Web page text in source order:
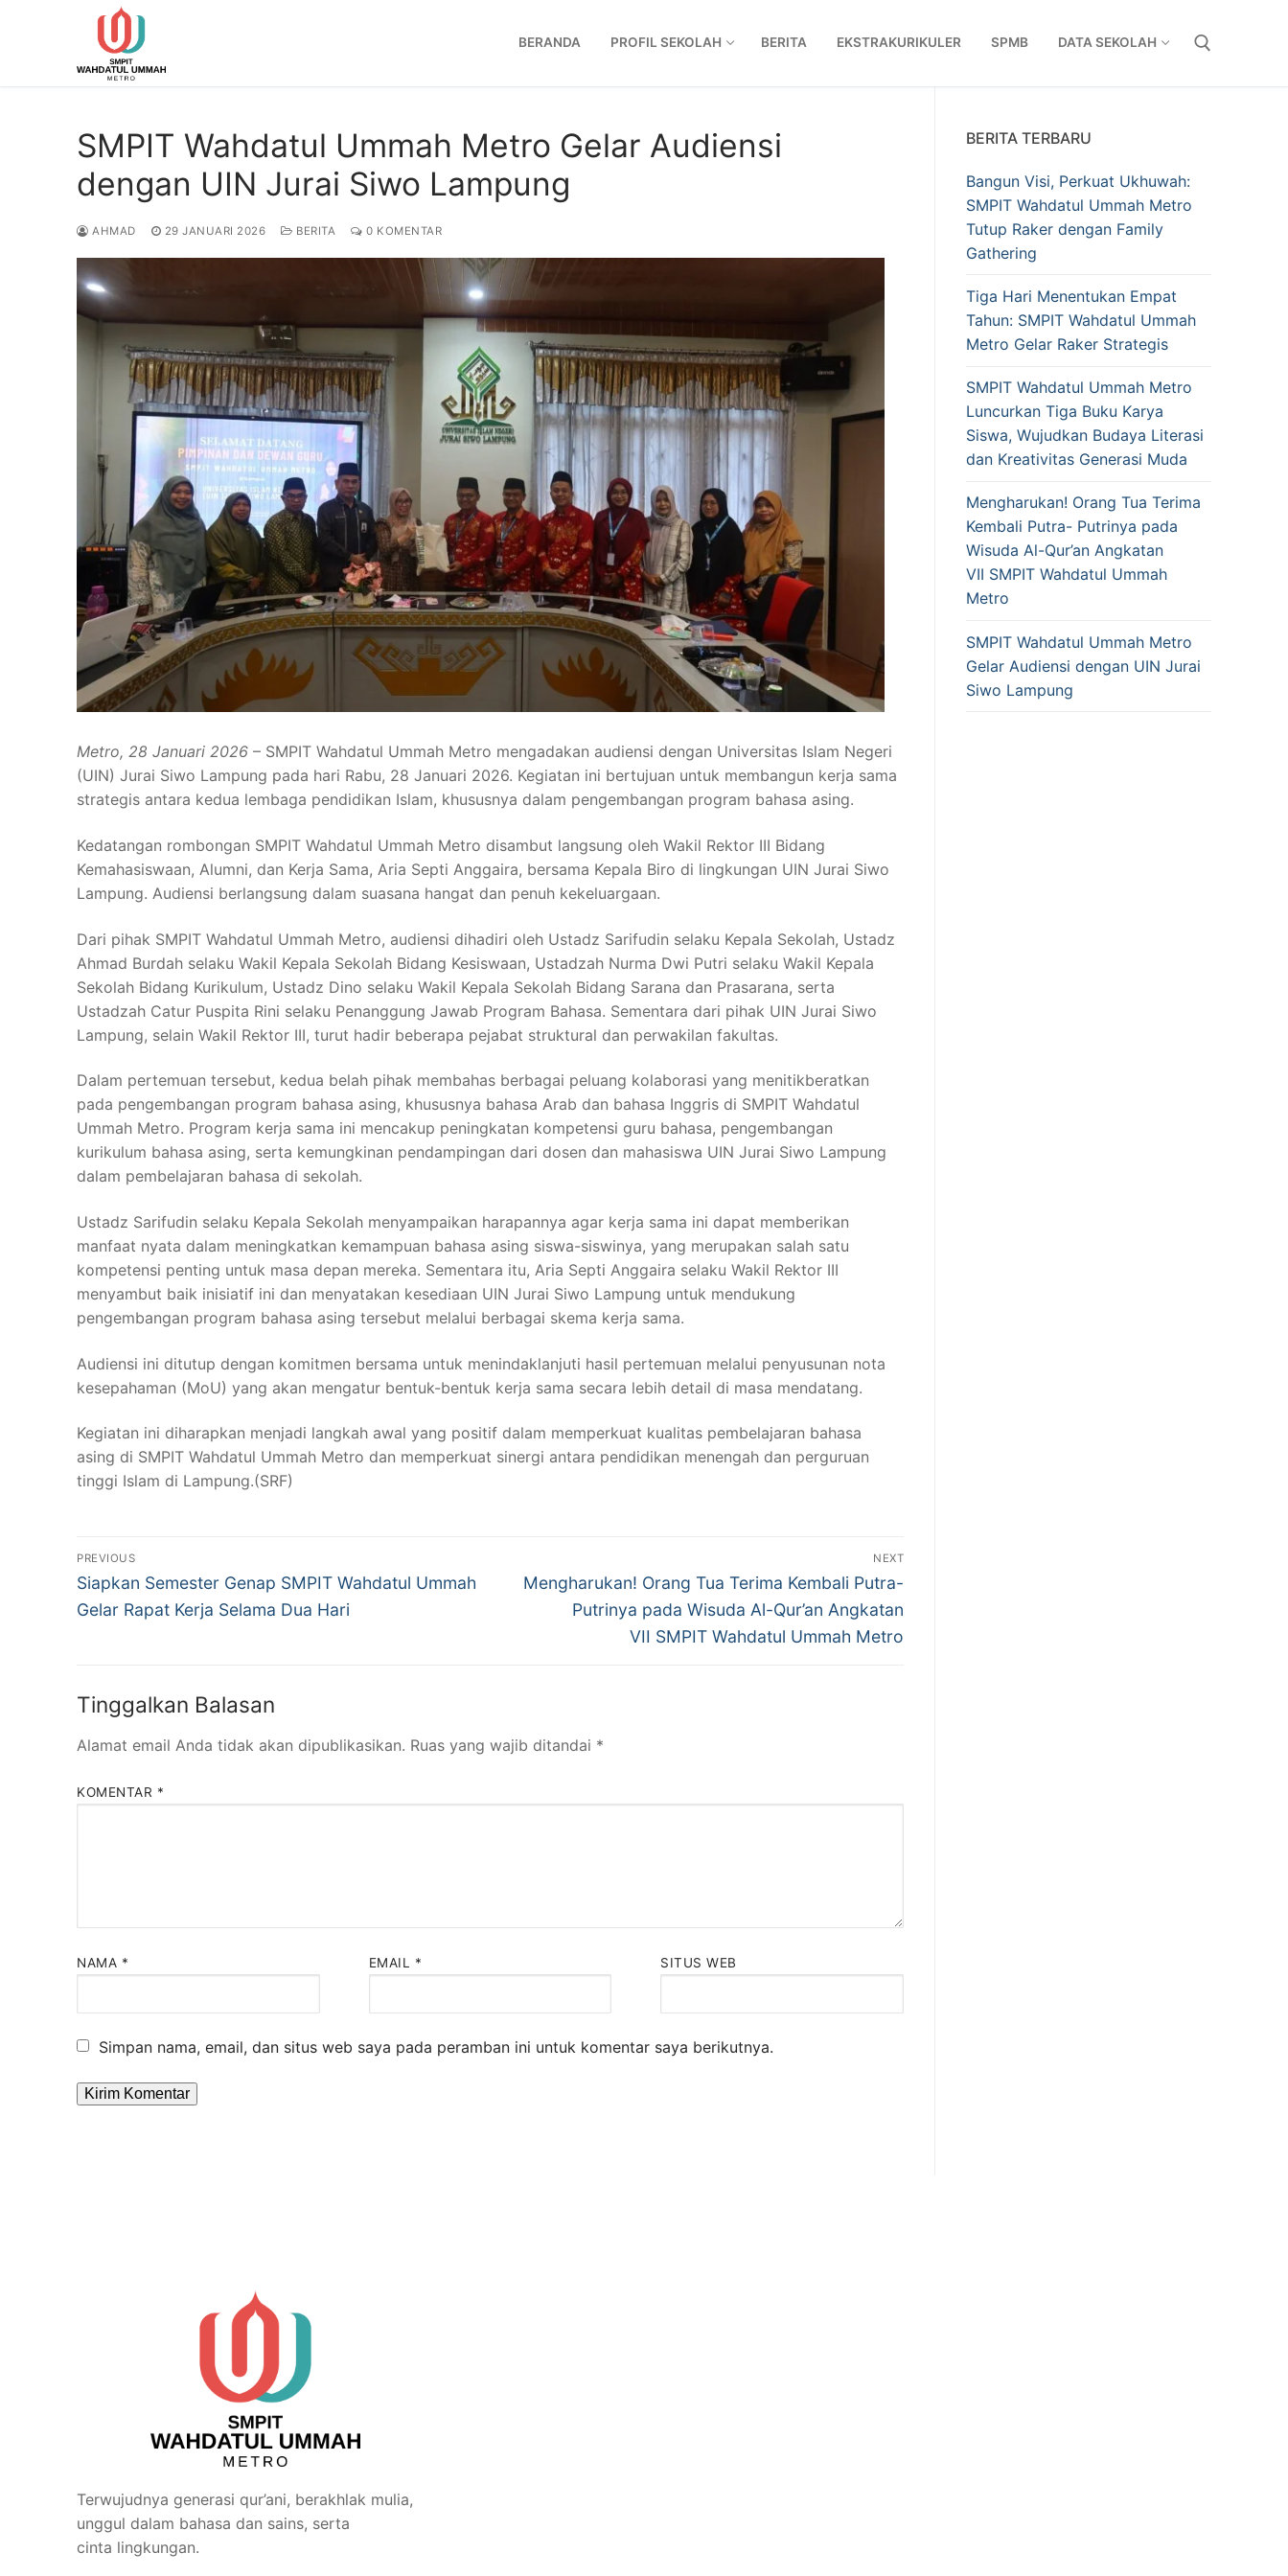
BERANDA PROFIL SEKOLAH BERITA EKSTRAKURIKULER SPMB DATA SEKOLAH
SMPIT Wahdatul Ummah Metro Gelar Audiensi
dengan UIN Jurai Siwo Lampung
AHMAD 29 JANUARI 2026 BERITA 0 KOMENTAR
Metro, 28 Januari 2026 – SMPIT Wahdatul Ummah Metro mengadakan audiensi dengan Universitas Islam Negeri
(UIN) Jurai Siwo Lampung pada hari Rabu, 28 Januari 2026. Kegiatan ini bertujuan untuk membangun kerja sama
strategis antara kedua lembaga pendidikan Islam, khususnya dalam pengembangan program bahasa asing.
Kedatangan rombongan SMPIT Wahdatul Ummah Metro disambut langsung oleh Wakil Rektor III Bidang
Kemahasiswaan, Alumni, dan Kerja Sama, Aria Septi Anggaira, bersama Kepala Biro di lingkungan UIN Jurai Siwo
Lampung. Audiensi berlangsung dalam suasana hangat dan penuh kekeluargaan.
Dari pihak SMPIT Wahdatul Ummah Metro, audiensi dihadiri oleh Ustadz Sarifudin selaku Kepala Sekolah, Ustadz
Ahmad Burdah selaku Wakil Kepala Sekolah Bidang Kesiswaan, Ustadzah Nurma Dwi Putri selaku Wakil Kepala
Sekolah Bidang Kurikulum, Ustadz Dino selaku Wakil Kepala Sekolah Bidang Sarana dan Prasarana, serta
Ustadzah Catur Puspita Rini selaku Penanggung Jawab Program Bahasa. Sementara dari pihak UIN Jurai Siwo
Lampung, selain Wakil Rektor III, turut hadir beberapa pejabat struktural dan perwakilan fakultas.
Dalam pertemuan tersebut, kedua belah pihak membahas berbagai peluang kolaborasi yang menitikberatkan
pada pengembangan program bahasa asing, khususnya bahasa Arab dan bahasa Inggris di SMPIT Wahdatul
Ummah Metro. Program kerja sama ini mencakup peningkatan kompetensi guru bahasa, pengembangan
kurikulum bahasa asing, serta kemungkinan pendampingan dari dosen dan mahasiswa UIN Jurai Siwo Lampung
dalam pembelajaran bahasa di sekolah.
Ustadz Sarifudin selaku Kepala Sekolah menyampaikan harapannya agar kerja sama ini dapat memberikan
manfaat nyata dalam meningkatkan kemampuan bahasa asing siswa-siswinya, yang merupakan salah satu
kompetensi penting untuk masa depan mereka. Sementara itu, Aria Septi Anggaira selaku Wakil Rektor III
menyambut baik inisiatif ini dan menyatakan kesediaan UIN Jurai Siwo Lampung untuk mendukung
pengembangan program bahasa asing tersebut melalui berbagai skema kerja sama.
Audiensi ini ditutup dengan komitmen bersama untuk menindaklanjuti hasil pertemuan melalui penyusunan nota
kesepahaman (MoU) yang akan mengatur bentuk-bentuk kerja sama secara lebih detail di masa mendatang.
Kegiatan ini diharapkan menjadi langkah awal yang positif dalam memperkuat kualitas pembelajaran bahasa
asing di SMPIT Wahdatul Ummah Metro dan memperkuat sinergi antara pendidikan menengah dan perguruan
tinggi Islam di Lampung.(SRF)
Navigasi
pos
PREVIOUS
Previous
post:
Siapkan Semester Genap SMPIT Wahdatul Ummah
Gelar Rapat Kerja Selama Dua Hari
NEXT
Next
Mengharukan! Orang Tua Terima Kembali Putra-
Putrinya pada Wisuda Al-Qur’an Angkatan
VII SMPIT Wahdatul Ummah Metro
Tinggalkan Balasan
Alamat email Anda tidak akan dipublikasikan. Ruas yang wajib ditandai *
KOMENTAR *
NAMA * EMAIL * SITUS WEB
Simpan nama, email, dan situs web saya pada peramban ini untuk komentar saya berikutnya.
BERITA TERBARU
Bangun Visi, Perkuat Ukhuwah:
SMPIT Wahdatul Ummah Metro
Tutup Raker dengan Family
Gathering
Tiga Hari Menentukan Empat
Tahun: SMPIT Wahdatul Ummah
Metro Gelar Raker Strategis
SMPIT Wahdatul Ummah Metro
Luncurkan Tiga Buku Karya
Siswa, Wujudkan Budaya Literasi
dan Kreativitas Generasi Muda
Mengharukan! Orang Tua Terima
Kembali Putra- Putrinya pada
Wisuda Al-Qur’an Angkatan
VII SMPIT Wahdatul Ummah
Metro
SMPIT Wahdatul Ummah Metro
Gelar Audiensi dengan UIN Jurai
Siwo Lampung
Terwujudnya generasi qur’ani, berakhlak mulia,
unggul dalam bahasa dan sains, serta
cinta lingkungan.